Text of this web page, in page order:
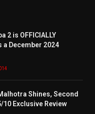
2 is OFFICIALLY
a December 2024
Shines, Second
10 Exclusive Review